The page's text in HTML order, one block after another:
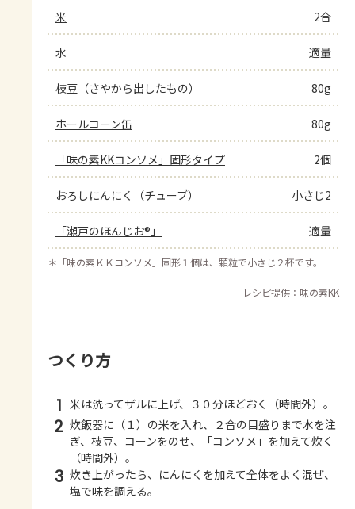
米 2合
水 適量
枝豆（さやから出したもの） 80g
ホールコーン缶 80g
「味の素KKコンソメ」固形タイプ 2個
おろしにんにく（チューブ） 小さじ2
「瀬戸のほんじお®」 適量
＊ 「味の素ＫＫコンソメ」固形１個は、顆粒で小さじ２杯です。
レシピ提供：味の素KK
つくり方
1 米は洗ってザルに上げ、３０分ほどおく（時間外）。
2 炊飯器に（１）の米を入れ、２合の目盛りまで水を注
ぎ、枝豆、コーンをのせ、「コンソメ」を加えて炊く
（時間外）。
3 炊き上がったら、にんにくを加えて全体をよく混ぜ、
塩で味を調える。